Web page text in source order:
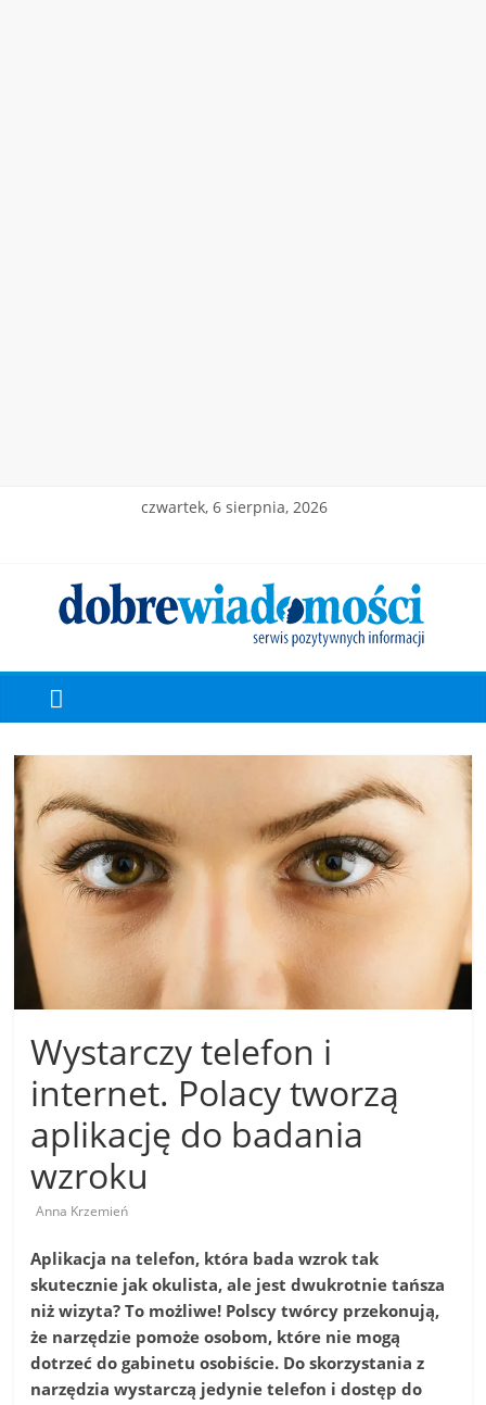
czwartek, 6 sierpnia, 2026
Wystarczy telefon i
internet. Polacy tworzą
aplikację do badania
wzroku
Anna Krzemień
Aplikacja na telefon, która bada wzrok tak
skutecznie jak okulista, ale jest dwukrotnie tańsza
niż wizyta? To możliwe! Polscy twórcy przekonują,
że narzędzie pomoże osobom, które nie mogą
dotrzeć do gabinetu osobiście. Do skorzystania z
narzędzia wystarczą jedynie telefon i dostęp do